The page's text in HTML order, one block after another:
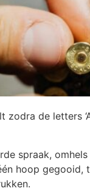
de letters
spraak,
hoop